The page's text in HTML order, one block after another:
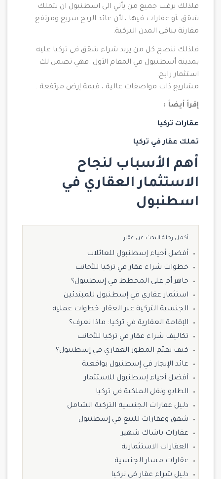
فلذلك يرغب جميع من يأتي الى اسطنبول ان يتملك
شقق ،أو عقارات فيها ، لأن عائد الربح سريع ومرتفع
مقارنة بباقي المدن التركية.
فلذلك ننصح كل من يريد شراء شقق في تركيا عليه
بمدينة أسطنبول في المقام الأول .فهي تضمن لك
استثمار رابح.
مشاريع ذات مواصفات عالية ، قيمة إرض مرتفعة .
إقرأ أيضأ :
عقارات تركيا
تملك عقار في تركيا
أهم الأسباب لنجاح
الاستثمار العقاري في
اسطنبول
أكمل رحلة البحث عن عقار
أفضل أحياء إسطنبول للعائلات
خطوات شراء عقار في تركيا للأجانب
جاهز أم على المخطط في إسطنبول؟
استثمار عقاري في إسطنبول للمبتدئين
الجنسية التركية عبر العقار: خطوات عملية
الإقامة العقارية في تركيا: ماذا تعرف؟
تكاليف شراء عقار في تركيا للأجانب
كيف تقيّم المطور العقاري في إسطنبول؟
عائد الإيجار في إسطنبول بواقعية
أفضل أحياء إسطنبول للاستثمار
الطابو ونقل الملكية في تركيا
دليل عقارات الجنسية التركية الشامل
شقق وعقارات للبيع في إسطنبول
عقارات باشاك شهير
العقارات الاستثمارية
عقارات مسار الجنسية
دليل شراء عقار في تركيا